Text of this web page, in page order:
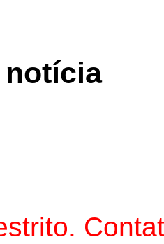
notícia